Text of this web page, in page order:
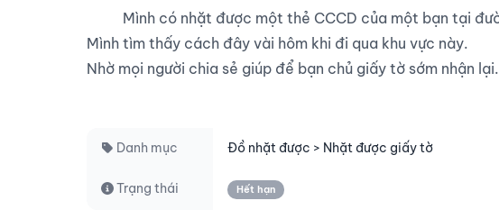
Mình tìm thấy cách đây vài hôm khi đi qua khu vực này.
Nhờ mọi người chia sẻ giúp để bạn chủ giấy tờ sớm nhận lại.
Danh mục Đồ nhặt được > Nhặt được giấy tờ
Trạng thái Hết hạn